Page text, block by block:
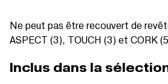
Ne peut pas être recouvert de
ASPECT (3), TOUCH (3) et CORK
Inclus dans la